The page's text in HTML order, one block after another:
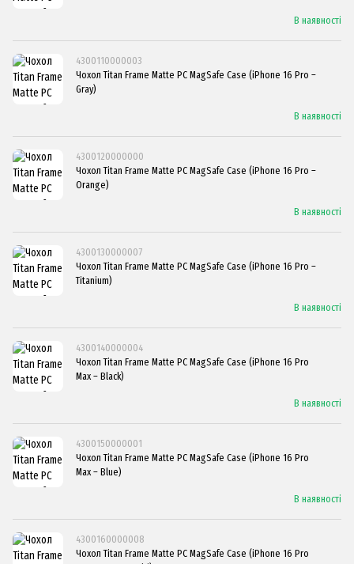
В наявності
4300110000003
Чохол Titan Frame Matte PC MagSafe Case (iPhone 16 Pro –
Gray)
В наявності
4300120000000
Чохол Titan Frame Matte PC MagSafe Case (iPhone 16 Pro –
Orange)
В наявності
4300130000007
Чохол Titan Frame Matte PC MagSafe Case (iPhone 16 Pro –
Titanium)
В наявності
4300140000004
Чохол Titan Frame Matte PC MagSafe Case (iPhone 16 Pro
Max – Black)
В наявності
4300150000001
Чохол Titan Frame Matte PC MagSafe Case (iPhone 16 Pro
Max – Blue)
В наявності
4300160000008
Чохол Titan Frame Matte PC MagSafe Case (iPhone 16 Pro